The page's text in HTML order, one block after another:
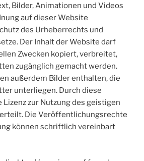
Bilder, Animationen und Videos
auf dieser Website
des Urheberrechts und
Der Inhalt der Website darf
Zwecken kopiert, verbreitet,
zugänglich gemacht werden.
außerdem Bilder enthalten, die
unterliegen. Durch diese
zur Nutzung des geistigen
Die Veröffentlichungsrechte
können schriftlich vereinbart